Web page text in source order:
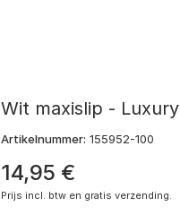
Wit maxislip - Luxury
Artikelnummer: 155952-100
14,95 €
Prijs incl. btw en gratis verzending.